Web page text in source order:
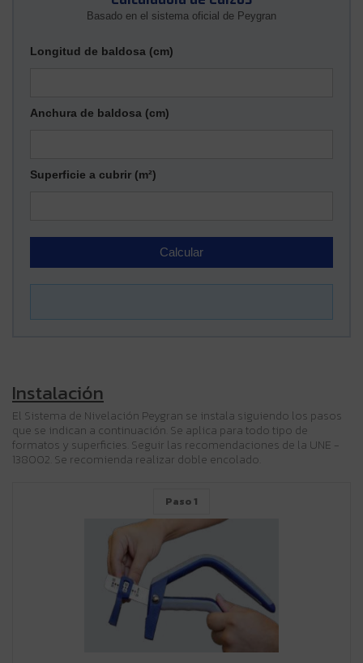
Basado en el sistema oficial de Peygran
Longitud de baldosa (cm)
Anchura de baldosa (cm)
Superficie a cubrir (m²)
Calcular
Instalación
El Sistema de Nivelación Peygran se instala siguiendo los pasos
que se indican a continuación. Se aplica para todo tipo de
formatos y superficies. Seguir las recomendaciones de la UNE -
138002. Se recomienda realizar doble encolado.
Paso 1